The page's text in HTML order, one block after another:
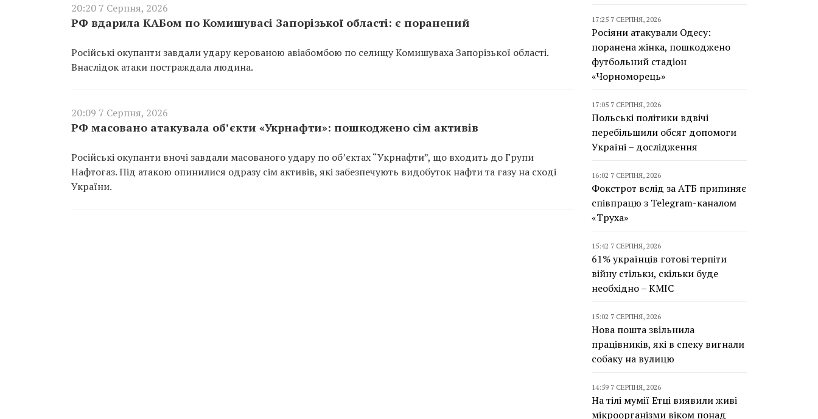
20:20 7 Серпня, 2026
РФ вдарила КАБом по Комишувасі Запорізької області: є поранений
Російські окупанти завдали удару керованою авіабомбою по селищу Комишуваха Запорізької області.
Внаслідок атаки постраждала людина.
20:09 7 Серпня, 2026
РФ масовано атакувала об’єкти «Укрнафти»: пошкоджено сім активів
Російські окупанти вночі завдали масованого удару по об’єктах “Укрнафти”, що входить до Групи
Нафтогаз. Під атакою опинилися одразу сім активів, які забезпечують видобуток нафти та газу на сході
України.
17:25 7 СЕРПНЯ, 2026
Росіяни атакували Одесу:
поранена жінка, пошкоджено
футбольний стадіон
«Чорноморець»
17:05 7 СЕРПНЯ, 2026
Польські політики вдвічі
перебільшили обсяг допомоги
Україні – дослідження
16:02 7 СЕРПНЯ, 2026
Фокстрот вслід за АТБ припиняє
співпрацю з Telegram-каналом
«Труха»
15:42 7 СЕРПНЯ, 2026
61% українців готові терпіти
війну стільки, скільки буде
необхідно – КМІС
15:02 7 СЕРПНЯ, 2026
Нова пошта звільнила
працівників, які в спеку вигнали
собаку на вулицю
14:59 7 СЕРПНЯ, 2026
На тілі мумії Етці виявили живі
мікроорганізми віком понад